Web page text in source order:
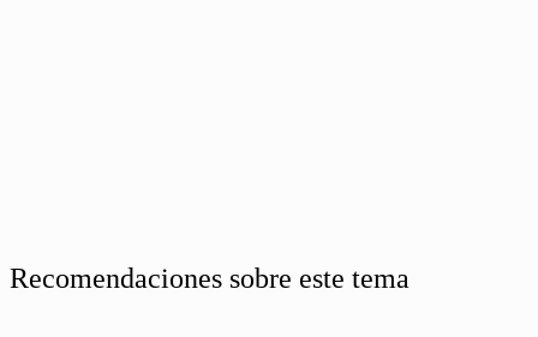
Recomendaciones sobre este tema